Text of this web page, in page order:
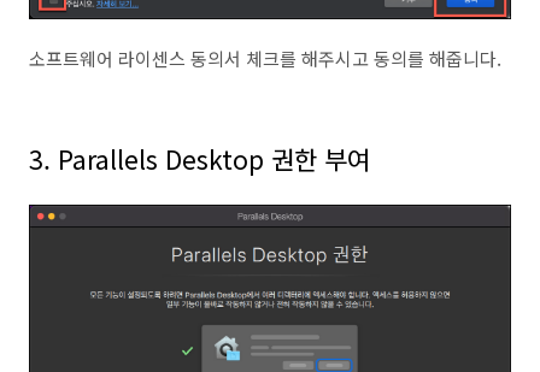
소프트웨어 라이센스 동의서 체크를 해주시고 동의를 해줍니다.
3. Parallels Desktop 권한 부여